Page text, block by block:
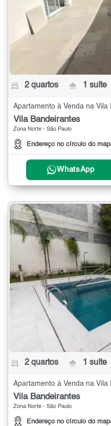
2 quartos 1 suíte
Vila Bandeirantes
Zona Norte - São Paulo
Endereço no círculo do
WhatsApp
2 quartos 1 suíte
Vila Bandeirantes
Zona Norte - São Paulo
Endereço no círculo do